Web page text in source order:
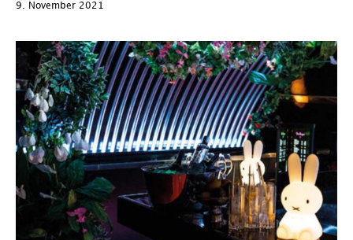
9. November 2021